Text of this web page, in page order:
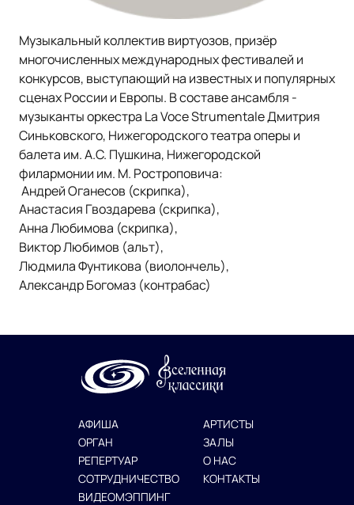
Музыкальный коллектив виртуозов, призёр
многочисленных международных фестивалей и
конкурсов, выступающий на известных и популярных
сценах России и Европы. В составе ансамбля -
музыканты оркестра La Voce Strumentale Дмитрия
Синьковского, Нижегородского театра оперы и
балета им. А.С. Пушкина, Нижегородской
филармонии им. М. Ростроповича:
Андрей Оганесов (скрипка),
Анастасия Гвоздарева (скрипка),
Анна Любимова (скрипка),
Виктор Любимов (альт),
Людмила Фунтикова (виолончель),
Александр Богомаз (контрабас)
АФИША
ОРГАН
РЕПЕРТУАР
СОТРУДНИЧЕСТВО
ВИДЕОМЭППИНГ
АРТИСТЫ
ЗАЛЫ
О НАС
КОНТАКТЫ